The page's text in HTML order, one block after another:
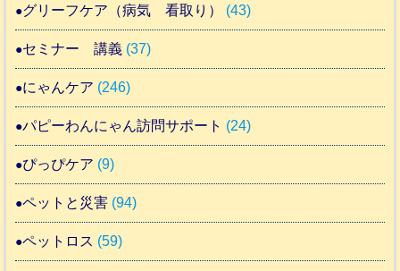
グリーフケア（病気 看取り） (43)
セミナー 講義 (37)
にゃんケア (246)
パピーわんにゃん訪問サポート (24)
ぴっぴケア (9)
ペットと災害 (94)
ペットロス (59)